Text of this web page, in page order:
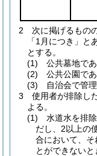
2 次に掲げるもの
「1月につき」
とする。
(1)
公共墓地で
(2)
公共公園で
(3)
自治会で管
3
使用者が排除し
よる。
(1)
水道水を排
だし、2以上の
合において、そ
とができない